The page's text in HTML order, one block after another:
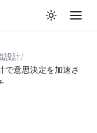
設計/
で意思決定を加速さ